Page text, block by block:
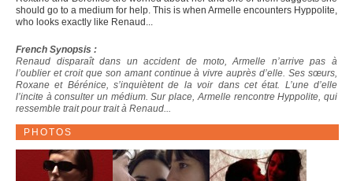
should go to a medium for help. This is when Armelle encounters Hyppolite,
who looks exactly like Renaud...
French Synopsis :
Renaud disparaît dans un accident de moto, Armelle n’arrive pas à
l’oublier et croit que son amant continue à vivre auprès d’elle. Ses sœurs,
Roxane et Bérénice, s’inquiètent de la voir dans cet état. L’une d’elle
l’incite à consulter un médium. Sur place, Armelle rencontre Hyppolite, qui
ressemble trait pour trait à Renaud...
PHOTOS